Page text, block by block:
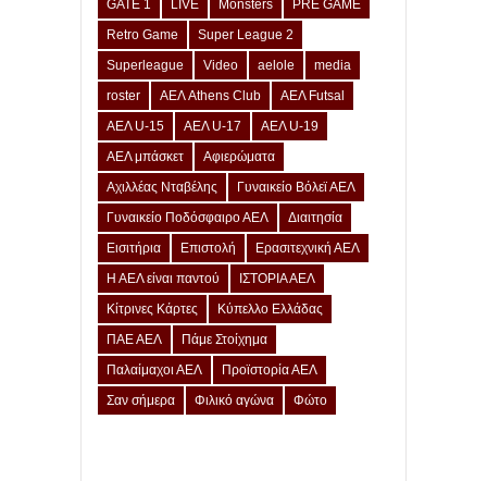
GATE 1 LIVE Monsters
PRE GAME
Retro Game
Super League 2
Superleague
Video aelole
media
roster
ΑΕΛ Athens Club
ΑΕΛ Futsal
ΑΕΛ U-15
ΑΕΛ U-17
ΑΕΛ U-19
ΑΕΛ μπάσκετ
Αφιερώματα
Αχιλλέας Νταβέλης
Γυναικείο Βόλεϊ ΑΕΛ
Γυναικείο Ποδόσφαιρο ΑΕΛ
Διαιτησία
Εισιτήρια
Επιστολή
Ερασιτεχνική ΑΕΛ
Η ΑΕΛ είναι παντού
ΙΣΤΟΡΙΑ ΑΕΛ
Κίτρινες Κάρτες
Κύπελλο Ελλάδας
ΠΑΕ ΑΕΛ
Πάμε Στοίχημα
Παλαίμαχοι ΑΕΛ
Προϊστορία ΑΕΛ
Σαν σήμερα
Φιλικό αγώνα Φώτο